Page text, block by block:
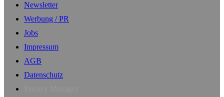
Newsletter
Werbung / PR
Jobs
Impressum
AGB
Datenschutz